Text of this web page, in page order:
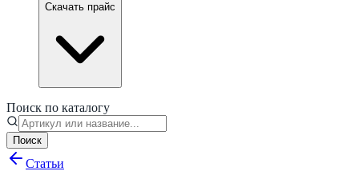
Скачать прайс
Поиск по каталогу
Поиск
Статьи